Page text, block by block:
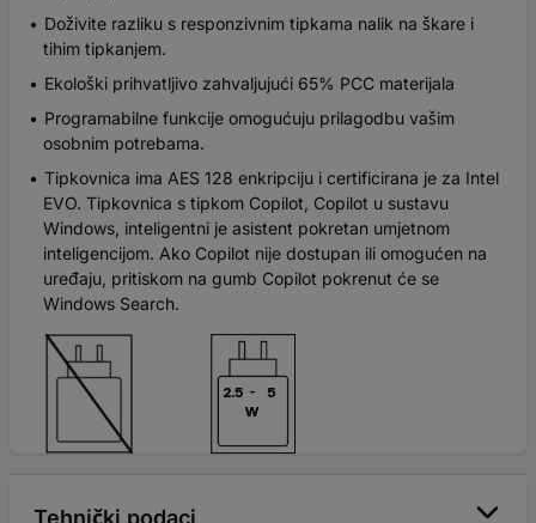
Doživite razliku s responzivnim tipkama nalik na škare i
tihim tipkanjem.
Ekološki prihvatljivo zahvaljujući 65% PCC materijala
Programabilne funkcije omogućuju prilagodbu vašim
osobnim potrebama.
Tipkovnica ima AES 128 enkripciju i certificirana je za Intel
EVO. Tipkovnica s tipkom Copilot, Copilot u sustavu
Windows, inteligentni je asistent pokretan umjetnom
inteligencijom. Ako Copilot nije dostupan ili omogućen na
uređaju, pritiskom na gumb Copilot pokrenut će se
Windows Search.
Tehnički podaci